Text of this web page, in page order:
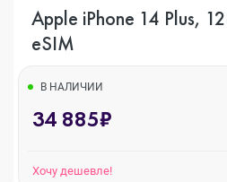
Apple iPhone 14 Plus,
eSIM
В НАЛИЧИИ
34 885₽
Хочу дешевле!